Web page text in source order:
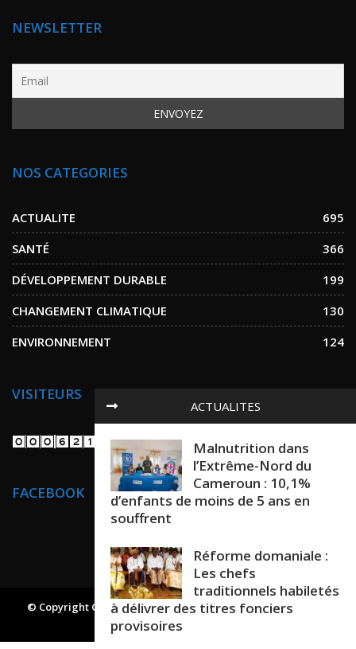
ACTUALITES
Malnutrition dans
l’Extrême-Nord du
Cameroun : 10,1%
d’enfants de moins de 5 ans en
souffrent
Réforme domaniale :
Les chefs
traditionnels habiletés
à délivrer des titres fonciers
provisoires
NEWSLETTER
NOS CATEGORIES
ACTUALITE
695
SANTÉ
366
DÉVELOPPEMENT DURABLE
199
CHANGEMENT CLIMATIQUE
130
ENVIRONNEMENT
124
VISITEURS
FACEBOOK
© Copyright GREEN AND HEALTH NEWS. All Rights Reserved.
Powered By